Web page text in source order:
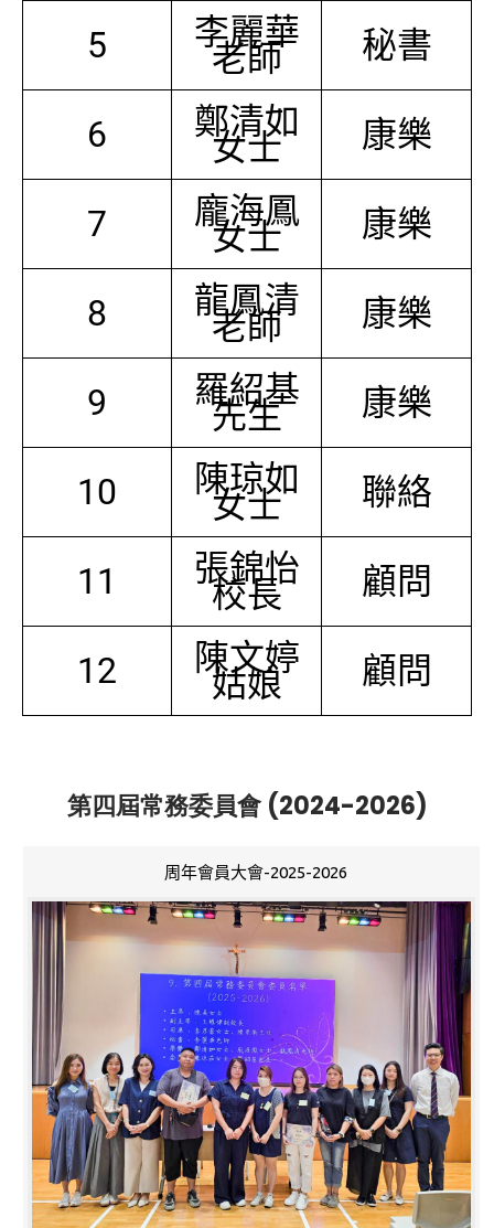
5 李麗華
老師 秘書
6 鄭清如
女士 康樂
7 龐海鳳
女士 康樂
8 龍鳳清
老師 康樂
9 羅紹基
先生 康樂
10 陳琼如
女士 聯絡
11 張錦怡
校長 顧問
12 陳文婷
姑娘 顧問
第四屆常務委員會 (2024-2026)
周年會員大會-2025-2026